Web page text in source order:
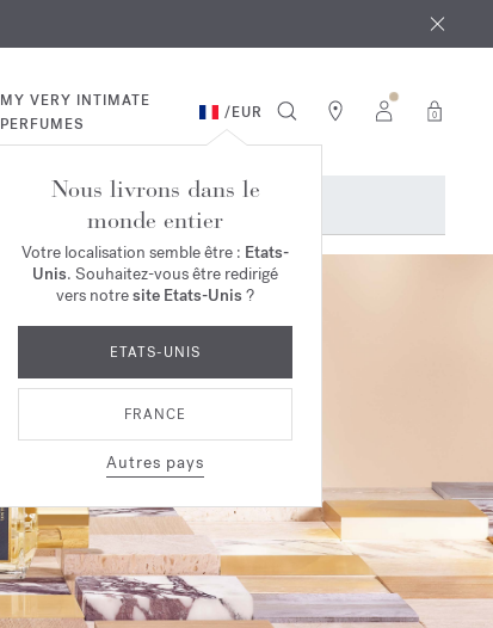
MY VERY INTIMATE
PERFUMES
/EUR 0
Nous livrons dans le
monde entier
Votre localisation semble être : Etats-
Unis. Souhaitez-vous être redirigé
vers notresite Etats-Unis ?
ETATS-UNIS
FRANCE
Autres pays